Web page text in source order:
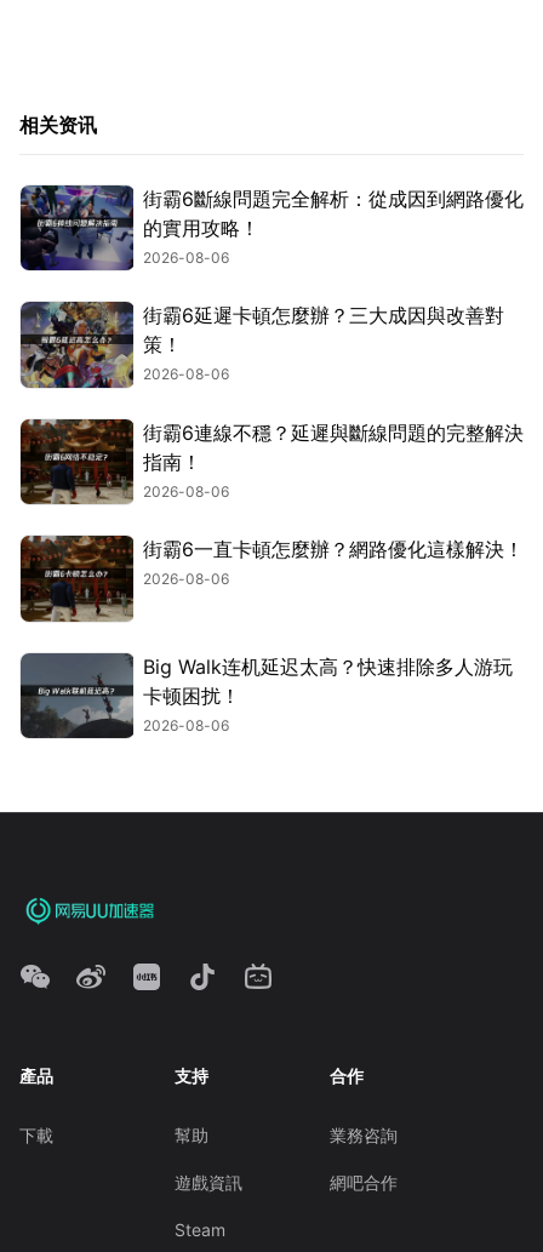
相关资讯
街霸6斷線問題完全解析：從成因到網路優化
的實用攻略！
2026-08-06
街霸6延遲卡頓怎麼辦？三大成因與改善對
策！
2026-08-06
街霸6連線不穩？延遲與斷線問題的完整解決
指南！
2026-08-06
街霸6一直卡頓怎麼辦？網路優化這樣解決！
2026-08-06
Big Walk连机延迟太高？快速排除多人游玩
卡顿困扰！
2026-08-06
產品
下載
支持
幫助
遊戲資訊
Steam
合作
業務咨詢
網吧合作